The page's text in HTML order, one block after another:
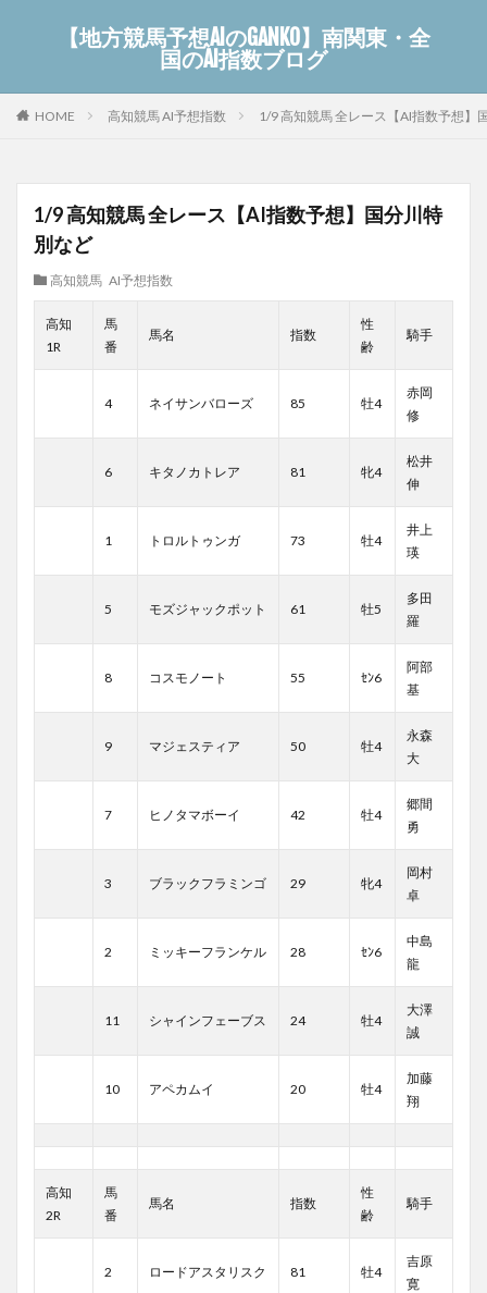
【地方競馬予想AIのGANKO】南関東・全
国のAI指数ブログ
HOME 高知競馬 AI予想指数 1/9 高知競馬 全レース【AI指数予想】
1/9 高知競馬 全レース【AI指数予想】国分川特
別など
高知競馬 AI予想指数
高知
1R
馬
番
馬名 指数
性
齢
騎手
4 ネイサンバローズ 85 牡4
赤岡
修
6 キタノカトレア 81 牝4
松井
伸
1 トロルトゥンガ 73 牡4
井上
瑛
5 モズジャックポット 61 牡5
多田
羅
8 コスモノート 55 ｾﾝ6
阿部
基
9 マジェスティア 50 牡4
永森
大
7 ヒノタマボーイ 42 牡4
郷間
勇
3 ブラックフラミンゴ 29 牝4
岡村
卓
2 ミッキーフランケル 28 ｾﾝ6
中島
龍
11 シャインフェーブス 24 牡4
大澤
誠
10 アペカムイ 20 牡4
加藤
翔
高知
2R
馬
番
馬名 指数
性
齢
騎手
2 ロードアスタリスク 81 牡4
吉原
寛